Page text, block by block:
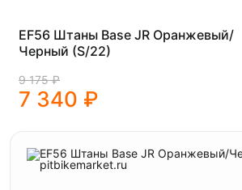
EF56 Штаны Base JR Оранжевый/
Черный (S/22)
9 175 ₽
7 340 ₽